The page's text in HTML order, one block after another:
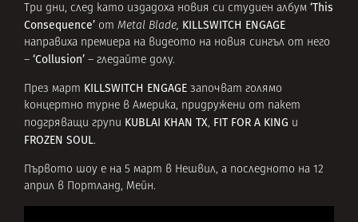
Три дни, след като издадоха новия си студиен албум ‘This
Consequence’ от Metal Blade, KILLSWITCH ENGAGE
направиха премиера на видеото на новия сингъл от него
– ‘Collusion’ – гледайте долу.
През март KILLSWITCH ENGAGE започват голямо
концертно турне в Америка, придружени от пакет
подгряващи групи KUBLAI KHAN TX, FIT FOR A KING и
FROZEN SOUL.
Първото шоу е на 5 март в Нешвил, а последното на 12
април в Портланд, Мейн.